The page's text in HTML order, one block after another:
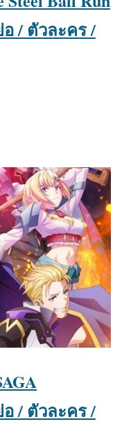
อ / ตัวละคร /
อ / ตัวละคร /